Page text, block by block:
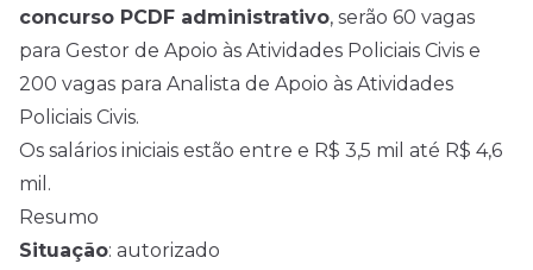
concurso PCDF administrativo, serão 60 vagas
para Gestor de Apoio às Atividades Policiais Civis e
200 vagas para Analista de Apoio às Atividades
Policiais Civis.
Os salários iniciais estão entre e R$ 3,5 mil até R$ 4,6
mil.
Resumo
Situação: autorizado